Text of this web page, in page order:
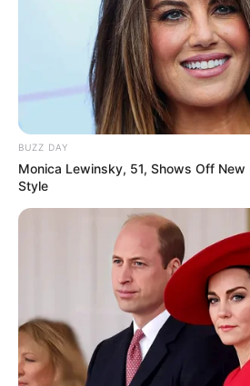
Ambyar! 10 Kalimat Baper
Pakai Bahasa Jawa Ini Bikin
Galau Abis
Fail! 10 Potret Makanan
Dimasak yang Bikin Kamu
Nggak Selera
BUZZ DAY
Monica Lewinsky, 51, Shows Off New
Style